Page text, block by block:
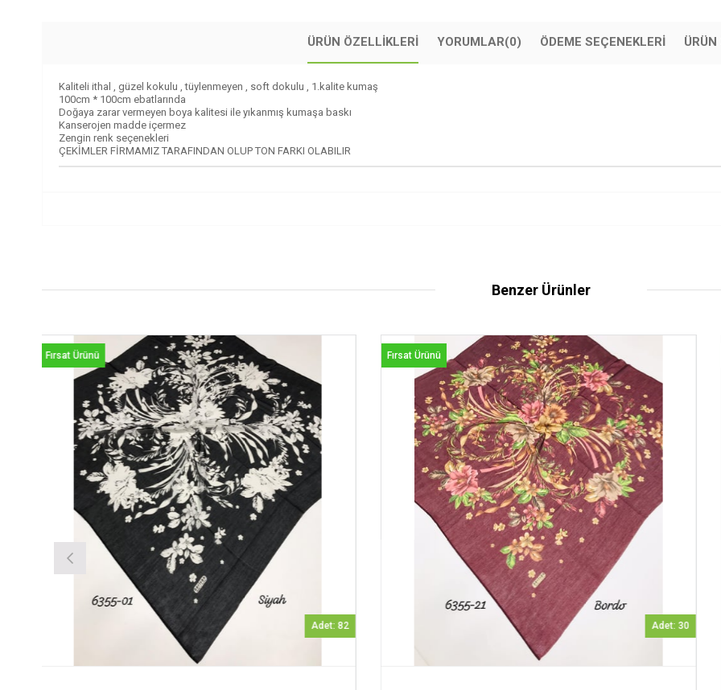
ÜRÜN ÖZELLIKLERI YORUMLAR(0) ÖDEME SEÇENEKLERI ÜRÜN
Kaliteli ithal , güzel kokulu , tüylenmeyen , soft dokulu , 1.kalite kumaş
100cm * 100cm ebatlarında
Doğaya zarar vermeyen boya kalitesi ile yıkanmış kumaşa baskı
Kanserojen madde içermez
Zengin renk seçenekleri
ÇEKİMLER FİRMAMIZ TARAFINDAN OLUP TON FARKI OLABILIR
Benzer Ürünler
Fırsat Ürünü Fırsat Ürünü